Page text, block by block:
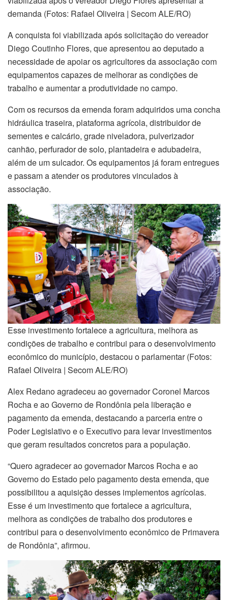
demanda (Fotos: Rafael Oliveira | Secom ALE/RO)
A conquista foi viabilizada após solicitação do vereador
Diego Coutinho Flores, que apresentou ao deputado a
necessidade de apoiar os agricultores da associação com
equipamentos capazes de melhorar as condições de
trabalho e aumentar a produtividade no campo.
Com os recursos da emenda foram adquiridos uma concha
hidráulica traseira, plataforma agrícola, distribuidor de
sementes e calcário, grade niveladora, pulverizador
canhão, perfurador de solo, plantadeira e adubadeira,
além de um sulcador. Os equipamentos já foram entregues
e passam a atender os produtores vinculados à
associação.
Esse investimento fortalece a agricultura, melhora as
condições de trabalho e contribui para o desenvolvimento
econômico do município, destacou o parlamentar (Fotos:
Rafael Oliveira | Secom ALE/RO)
Alex Redano agradeceu ao governador Coronel Marcos
Rocha e ao Governo de Rondônia pela liberação e
pagamento da emenda, destacando a parceria entre o
Poder Legislativo e o Executivo para levar investimentos
que geram resultados concretos para a população.
“Quero agradecer ao governador Marcos Rocha e ao
Governo do Estado pelo pagamento desta emenda, que
possibilitou a aquisição desses implementos agrícolas.
Esse é um investimento que fortalece a agricultura,
melhora as condições de trabalho dos produtores e
contribui para o desenvolvimento econômico de Primavera
de Rondônia”, afirmou.